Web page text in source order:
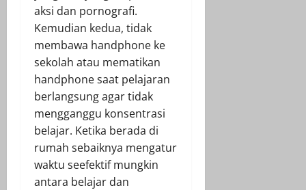
aksi dan pornografi.
Kemudian kedua, tidak
membawa handphone ke
sekolah atau mematikan
handphone saat pelajaran
berlangsung agar tidak
mengganggu konsentrasi
belajar. Ketika berada di
rumah sebaiknya mengatur
waktu seefektif mungkin
antara belajar dan